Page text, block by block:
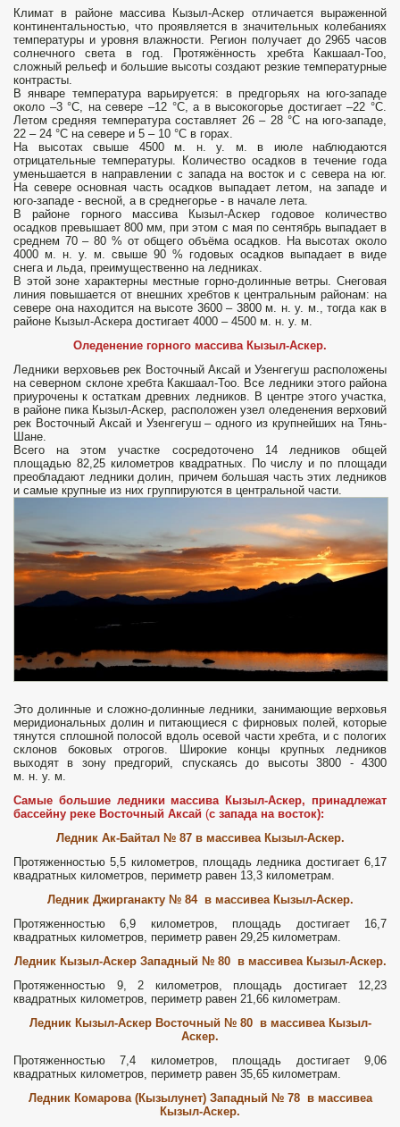
Климат в районе массива Кызыл-Аскер отличается выраженной
континентальностью, что проявляется в значительных колебаниях
температуры и уровня влажности. Регион получает до 2965 часов
солнечного света в год. Протяжённость хребта Какшаал-Тоо,
сложный рельеф и большие высоты создают резкие температурные
контрасты.
В январе температура варьируется: в предгорьях на юго-западе
около –3 °C, на севере –12 °C, а в высокогорье достигает –22 °C.
Летом средняя температура составляет 26 – 28 °C на юго-западе,
22 – 24 °C на севере и 5 – 10 °C в горах.
На высотах свыше 4500 м. н. у. м. в июле наблюдаются
отрицательные температуры. Количество осадков в течение года
уменьшается в направлении с запада на восток и с севера на юг.
На севере основная часть осадков выпадает летом, на западе и
юго-западе - весной, а в среднегорье - в начале лета.
В районе горного массива Кызыл-Аскер годовое количество
осадков превышает 800 мм, при этом с мая по сентябрь выпадает в
среднем 70 – 80 % от общего объёма осадков. На высотах около
4000 м. н. у. м. свыше 90 % годовых осадков выпадает в виде
снега и льда, преимущественно на ледниках.
В этой зоне характерны местные горно-долинные ветры. Снеговая
линия повышается от внешних хребтов к центральным районам: на
севере она находится на высоте 3600 – 3800 м. н. у. м., тогда как в
районе Кызыл-Аскера достигает 4000 – 4500 м. н. у. м.
Оледенение горного массива Кызыл-Аскер.
Ледники верховьев рек Восточный Аксай и Узенгегуш расположены
на северном склоне хребта Какшаал-Тоо. Все ледники этого района
приурочены к остаткам древних ледников. В центре этого участка,
в районе пика Кызыл-Аскер, расположен узел оледенения верховий
рек Восточный Аксай и Узенгегуш – одного из крупнейших на Тянь-
Шане.
Всего на этом участке сосредоточено 14 ледников общей
площадью 82,25 километров квадратных. По числу и по площади
преобладают ледники долин, причем большая часть этих ледников
и самые крупные из них группируются в центральной части.
Это долинные и сложно-долинные ледники, занимающие верховья
меридиональных долин и питающиеся с фирновых полей, которые
тянутся сплошной полосой вдоль осевой части хребта, и с пологих
склонов боковых отрогов. Широкие концы крупных ледников
выходят в зону предгорий, спускаясь до высоты 3800 - 4300
м. н. у. м.
Самые большие ледники массива Кызыл-Аскер, принадлежат
бассейну реке Восточный Аксай (с запада на восток):
Ледник Ак-Байтал № 87 в массивеа Кызыл-Аскер.
Протяженностью 5,5 километров, площадь ледника достигает 6,17
квадратных километров, периметр равен 13,3 километрам.
Ледник Джирганакту № 84 в массивеа Кызыл-Аскер.
Протяженностью 6,9 километров, площадь достигает 16,7
квадратных километров, периметр равен 29,25 километрам.
Ледник Кызыл-Аскер Западный № 80 в массивеа Кызыл-Аскер.
Протяженностью 9, 2 километров, площадь достигает 12,23
квадратных километров, периметр равен 21,66 километрам.
Ледник Кызыл-Аскер Восточный № 80 в массивеа Кызыл-
Аскер.
Протяженностью 7,4 километров, площадь достигает 9,06
квадратных километров, периметр равен 35,65 километрам.
Ледник Комарова (Кызылунет) Западный № 78 в массивеа
Кызыл-Аскер.